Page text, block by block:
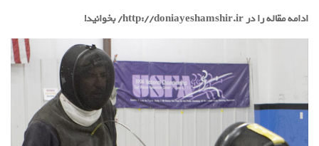
ادامه مقاله را در http://doniayeshamshir.ir/ بخوانید!